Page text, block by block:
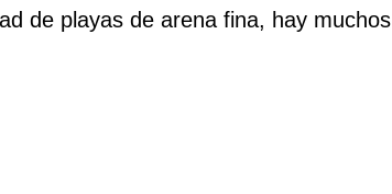
de playas de arena fina, hay muchos